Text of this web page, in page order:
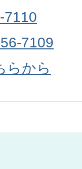
7110
7109
らから